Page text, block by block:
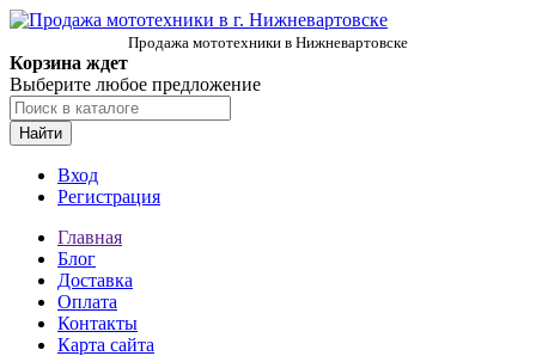
Продажа мототехники в Нижневартовске
Корзина ждет
Выберите любое предложение
Найти
Вход
Регистрация
Главная
Блог
Доставка
Оплата
Контакты
Карта сайта